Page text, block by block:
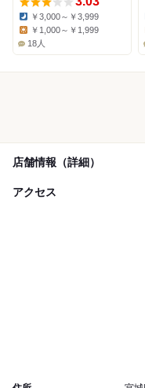
Dinner:
￥3,000～￥3,999
Lunch:
￥1,000～￥1,999
18人
店舗情報（詳細）
アクセス